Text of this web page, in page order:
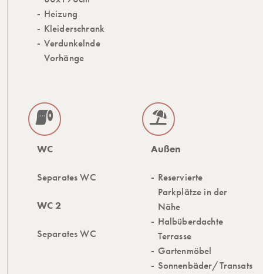
Heizung
Kleiderschrank
Verdunkelnde
Vorhänge
WC
Separates WC
WC 2
Separates WC
Außen
Reservierte
Parkplätze in der
Nähe
Halbüberdachte
Terrasse
Gartenmöbel
Sonnenbäder/Transats